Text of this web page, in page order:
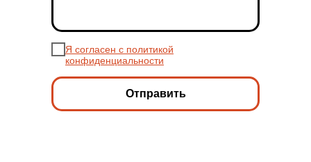
Я согласен с политикой
конфиденциальности
Отправить